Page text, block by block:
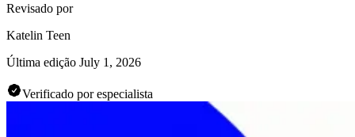
Revisado por
Katelin Teen
Última edição July 1, 2026
Verificado por especialista